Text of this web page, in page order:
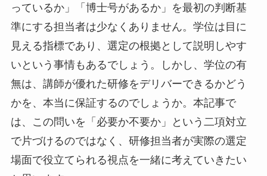
っているか」「博士号があるか」を最初の判断基
準にする担当者は少なくありません。学位は目に
見える指標であり、選定の根拠として説明しやす
いという事情もあるでしょう。しかし、学位の有
無は、講師が優れた研修をデリバーできるかどう
かを、本当に保証するのでしょうか。本記事で
は、この問いを「必要か不要か」という二項対立
で片づけるのではなく、研修担当者が実際の選定
場面で役立てられる視点を一緒に考えていきたい